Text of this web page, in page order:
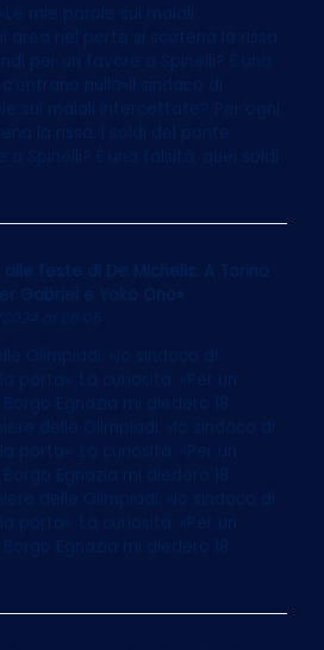
mie parole sui maiali
area nel porto si scatena la rissa.
per un favore a Spinelli? È una
nulla»Il sindaco di
sui maiali intercettate? Per ogni
la rissa. I soldi del ponte
a Spinelli? È una falsità, quei soldi
alle feste di De Michelis. A Torino
Gabriel e Yoko Ono»
at 06:05
Olimpiadi: «Io sindaco di
porta». La curiosità: «Per un
Egnazia mi diedero 18
delle Olimpiadi: «Io sindaco di
porta». La curiosità: «Per un
Egnazia mi diedero 18
delle Olimpiadi: «Io sindaco di
porta». La curiosità: «Per un
Egnazia mi diedero 18